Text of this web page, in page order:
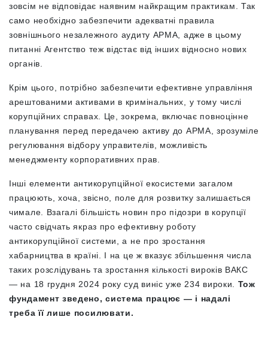
зовсім не відповідає наявним найкращим практикам. Так
само необхідно забезпечити адекватні правила
зовнішнього незалежного аудиту АРМА, адже в цьому
питанні Агентство теж відстає від інших відносно нових
органів.
Крім цього, потрібно забезпечити ефективне управління
арештованими активами в кримінальних, у тому числі
корупційних справах. Це, зокрема, включає повноцінне
планування перед передачею активу до АРМА, зрозуміле
регулювання відбору управителів, можливість
менеджменту корпоративних прав.
Інші елементи антикорупційної екосистеми загалом
працюють, хоча, звісно, поле для розвитку залишається
чимале. Взагалі більшість новин про підозри в корупції
часто свідчать якраз про ефективну роботу
антикорупційної системи, а не про зростання
хабарництва в країні. І на це ж вказує збільшення числа
таких розслідувань та зростання кількості вироків ВАКС
— на 18 грудня 2024 року суд виніс уже 234 вироки. Тож
фундамент зведено, система працює — і надалі
треба її лише посилювати.